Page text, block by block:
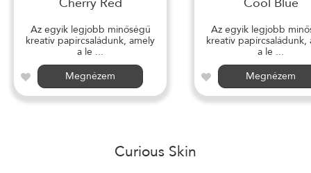
Az egyik legjobb minőségű
kreatív papírcsaládunk, amely
a le ...
Megnézem
Az egyik legjobb
kreatív papírcsaládunk,
a le ...
Megnézem
Curious Skin